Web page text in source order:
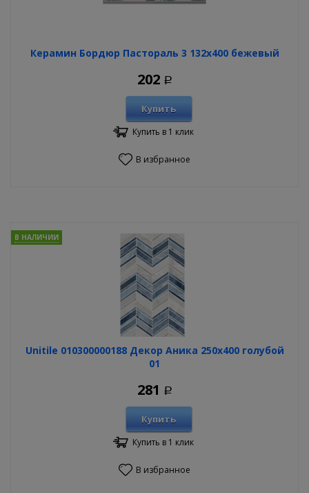
Керамин Бордюр Пастораль 3 132х400 бежевый
202 Р
Купить
Купить в 1 клик
В избранное
Unitile 010300000188 Декор Аника 250х400 голубой
01
В НАЛИЧИИ
281 Р
Купить
Купить в 1 клик
В избранное